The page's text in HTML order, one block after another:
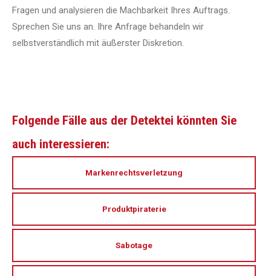
Fragen und analysieren die Machbarkeit Ihres Auftrags.
Sprechen Sie uns an. Ihre Anfrage behandeln wir
selbstverständlich mit äußerster Diskretion.
Folgende Fälle aus der Detektei könnten Sie
auch interessieren:
Markenrechtsverletzung
Produktpiraterie
Sabotage